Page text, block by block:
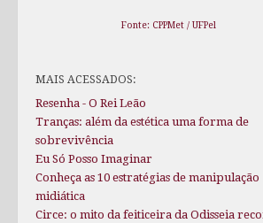
Fonte: CPPMet / UFPel
MAIS ACESSADOS:
Resenha - O Rei Leão
Tranças: além da estética uma forma de
sobrevivência
Eu Só Posso Imaginar
Conheça as 10 estratégias de manipulação
midiática
Circe: o mito da feiticeira da Odisseia